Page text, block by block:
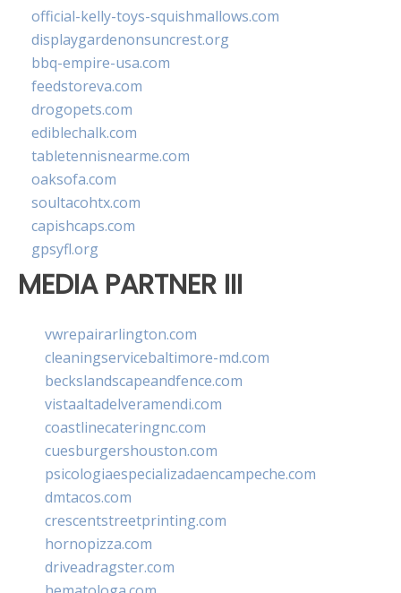
official-kelly-toys-squishmallows.com
displaygardenonsuncrest.org
bbq-empire-usa.com
feedstoreva.com
drogopets.com
ediblechalk.com
tabletennisnearme.com
oaksofa.com
soultacohtx.com
capishcaps.com
gpsyfl.org
MEDIA PARTNER III
vwrepairarlington.com
cleaningservicebaltimore-md.com
beckslandscapeandfence.com
vistaaltadelveramendi.com
coastlinecateringnc.com
cuesburgershouston.com
psicologiaespecializadaencampeche.com
dmtacos.com
crescentstreetprinting.com
hornopizza.com
driveadragster.com